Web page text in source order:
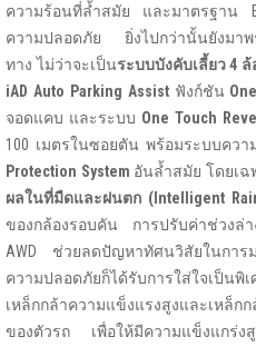
ความร้อนที่ล้ำสมัย และมาตรฐาน
ความปลอดภัย ยิ่งไปกว่านั้นยังมาพ
ทาง ไม่ว่าจะเป็นระบบบังคับเลี้ยว 4 ล้
iAD Auto Parking Assistฟังก์ชัน
จอดแคบ และระบบ One Touch
100 เมตรในซอยตัน พร้อมระบบควา
Protection System อันล้ำสมัย โดยเฉ
ผลในที่มืดและฝนตก (Intelligent
ของกล้องรอบคัน
การปรับค่าช่วงล่
AWD ช่วยลดปัญหาทัศนวิสัยในกา
ความปลอดภัยก็ได้รับการใส่ใจเป็
เหล็กกล้าความแข็งแรงสูงและเหล็
ของตัวรถ เพื่อให้มีความแข็งแกร่งสู